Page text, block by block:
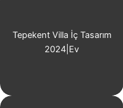
Tepekent Villa İç Tasarım
2024 Ev